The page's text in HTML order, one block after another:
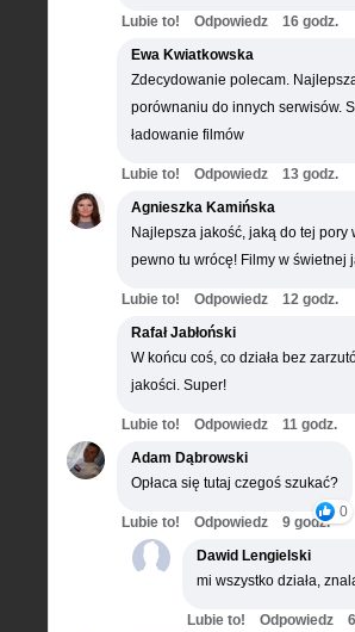
Lubie to! Odpowiedz
16 godz.
Ewa Kwiatkowska
Zdecydowanie polecam.
porównaniu do innych serwisów.
ładowanie filmów
Lubie to! Odpowiedz
13 godz.
Agnieszka Kamińska
Najlepsza jakość, jaką do tej pory
pewno tu wrócę! Filmy w świetnej
Lubie to! Odpowiedz
12 godz.
Rafał Jabłoński
W końcu coś, co działa bez
jakości. Super!
Lubie to! Odpowiedz
11 godz.
Adam Dąbrowski
Opłaca się tutaj czegoś szukać?
0
Lubie to! Odpowiedz
9 godz.
Dawid Lengielski
mi wszystko działa,
Lubie to! Odpowiedz